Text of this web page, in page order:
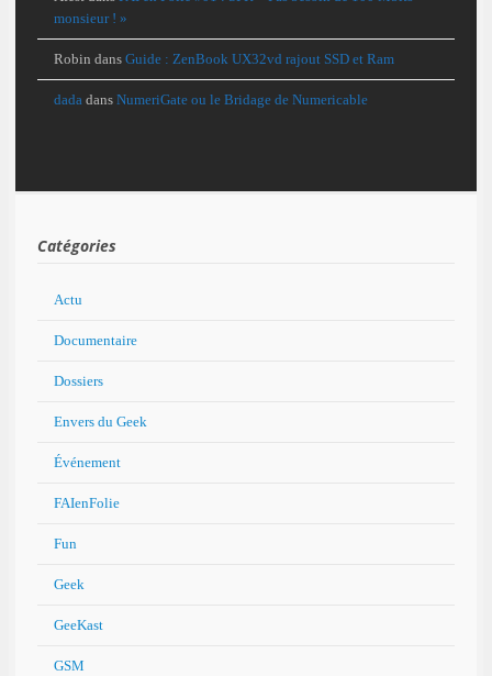
monsieur ! »
Robin dans Guide : ZenBook UX32vd rajout SSD et Ram
dada dans NumeriGate ou le Bridage de Numericable
Catégories
Actu
Documentaire
Dossiers
Envers du Geek
Événement
FAIenFolie
Fun
Geek
GeeKast
GSM